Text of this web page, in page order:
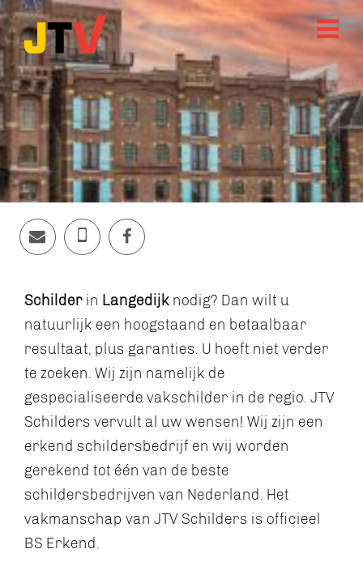
Schilder in Langedijk nodig? Dan wilt u
natuurlijk een hoogstaand en betaalbaar
resultaat, plus garanties. U hoeft niet verder
te zoeken. Wij zijn namelijk de
gespecialiseerde vakschilder in de regio. JTV
Schilders vervult al uw wensen! Wij zijn een
erkend schildersbedrijf en wij worden
gerekend tot één van de beste
schildersbedrijven van Nederland. Het
vakmanschap van JTV Schilders is officieel
BS Erkend.